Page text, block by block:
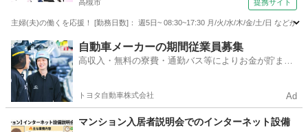
高槻市 提携サイト
主婦(夫)の働くを応援！ [勤務日数]： 週5日~ 08:30~17:30 月/火/水/木/金/土/日 など
大阪 高槻市 フロント
自動車メーカーの期間従業員募集
高収入・無料の寮費・通勤バス等によりお金が貯まり
トヨタ自動車株式会社 Ad
マンション入居者説明会でのインターネット設備